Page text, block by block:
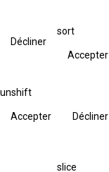
Décliner
sort
Accepter
unshift
Accepter Décliner
slice